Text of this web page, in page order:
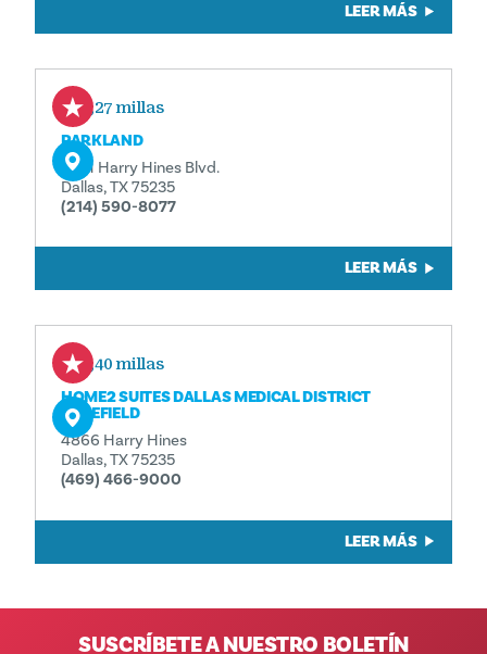
LEER MÁS
0,27 millas
PARKLAND
5201 Harry Hines Blvd.
Dallas, TX 75235
(214) 590-8077
LEER MÁS
0,40 millas
HOME2 SUITES DALLAS MEDICAL DISTRICT
LOVEFIELD
4866 Harry Hines
Dallas, TX 75235
(469) 466-9000
LEER MÁS
SUSCRÍBETE A NUESTRO BOLETÍN